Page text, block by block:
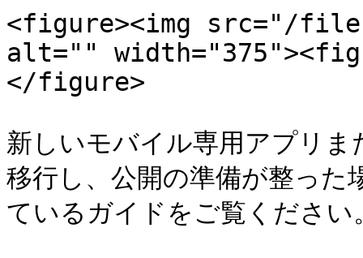
<figure><img src="/files/
alt=""
</figure>
新しいモバイル専用アプリ
移行し、公開の準備が整った
ているガイドをご覧ください